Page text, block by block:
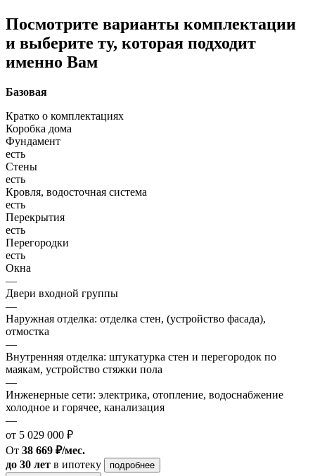
Посмотрите варианты комплектации
и выберите ту, которая подходит
именно Вам
Базовая
Кратко о комплектациях
Коробка дома
Фундамент
есть
Стены
есть
Кровля, водосточная система
есть
Перекрытия
есть
Перегородки
есть
Окна
—
Двери входной группы
—
Наружная отделка: отделка стен, (устройство фасада),
отмостка
—
Внутренняя отделка: штукатурка стен и перегородок по
маякам, устройство стяжки пола
—
Инженерные сети: электрика, отопление, водоснабжение
холодное и горячее, канализация
—
от 5 029 000 ₽
От 38 669 ₽/мес.
до 30 лет в ипотеку
подробнее